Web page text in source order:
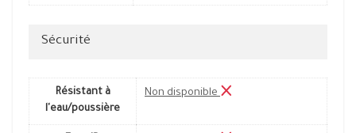
Sécurité
Résistant à
l'eau/poussière
Non disponible